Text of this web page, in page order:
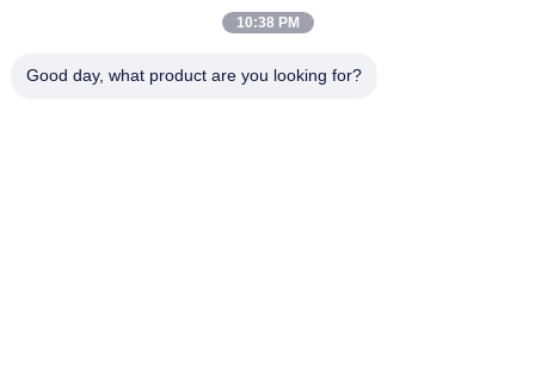
Common Rail Injector Regelklep Assemblage F00VC01538
Injector Regelklep F 00V C01 538 Geschikt Voor Injector 0 445
10:38 PM
Good day, what product are you looking for?